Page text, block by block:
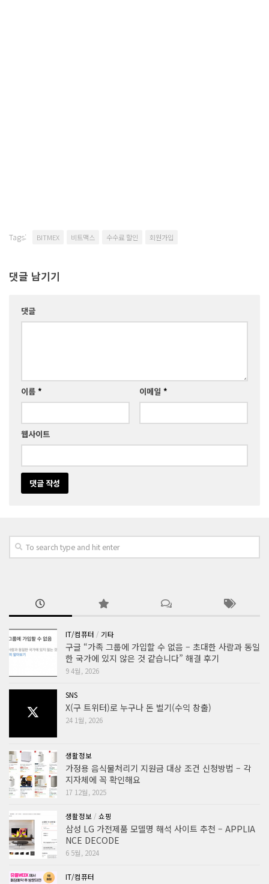
Tags: BITMEX 비트맥스 수수료 할인 회원가입
댓글 남기기
댓글
이름 * 이메일 *
웹사이트
IT/컴퓨터 / 기타
구글 “가족 그룹에 가입할 수 없음 – 초대한 사람과 동일
한 국가에 있지 않은 것 같습니다” 해결 후기
9 4월, 2026
SNS
X(구 트위터)로 누구나 돈 벌기(수익 창출)
24 1월, 2026
생활정보
가정용 음식물처리기 지원금 대상 조건 신청방법 – 각
지자체에 꼭 확인해요
17 12월, 2025
생활정보 / 쇼핑
삼성 LG 가전제품 모델명 해석 사이트 추천 – APPLIA
NCE DECODE
6 5월, 2024
IT/컴퓨터